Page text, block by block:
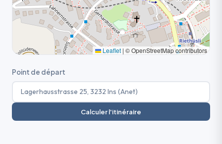
Leaflet | © OpenStreetMap contributors
Point de départ
Calculer l'itinéraire